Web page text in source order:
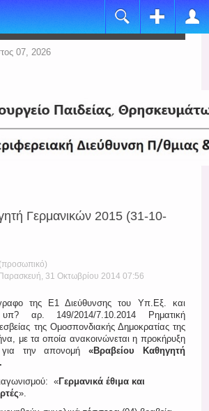
Όνομα Χρήστη
Να με θυμάσαι
*
Register
07, 2026
Γερμανικών 2015 (31-10-
31 Οκτωβρίου 2014 07:56
της Ε1 Διεύθυνσης του Υπ.Εξ. και
αρ. 149/2014/7.10.2014 Ρηματική
της Ομοσπονδιακής Δημοκρατίας της
με τα οποία ανακοινώνεται η προκήρυξη
για την απονομή«Βραβείου Καθηγητή
.
«Γερμανικά έθιμα και
».